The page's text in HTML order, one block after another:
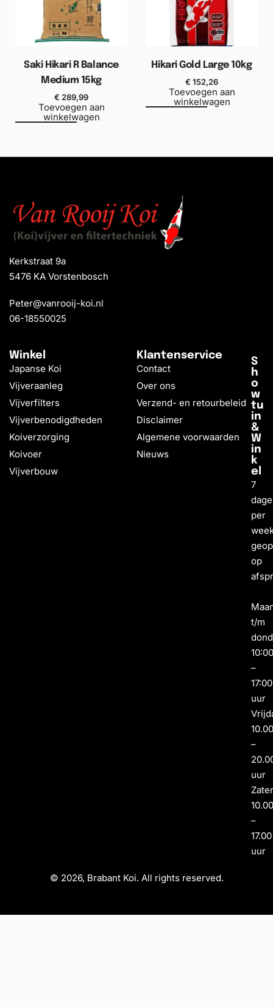
Saki Hikari R Balance
Medium 15kg
€ 289,99
Toevoegen aan
winkelwagen
Hikari Gold Large 10kg
€ 152,26
Toevoegen aan
winkelwagen
Kerkstraat 9a
5476 KA Vorstenbosch
Peter@vanrooij-koi.nl
06-18550025
Winkel
Japanse Koi
Vijveraanleg
Vijverfilters
Vijverbenodigdheden
Koiverzorging
Koivoer
Vijverbouw
Klantenservice
Contact
Over ons
Verzend- en retourbeleid
Disclaimer
Algemene voorwaarden
Nieuws
S
h
o
w
tu
in
&
W
in
k
el
7
per
op
t/m
–
17:00
uur
–
uur
–
17.00
uur
© 2026, Brabant Koi. All rights reserved.